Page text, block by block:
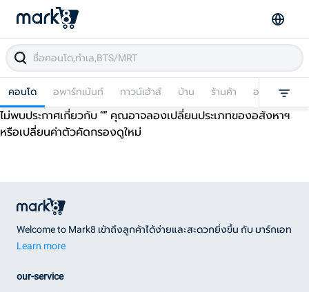
คอนโด อพาร์ทเม้นท์ ทาวน์เฮ้าส์ บ้าน ร้านค้า อาคารพาณิช
ไม่พบประกาศเกี่ยวกับ “” คุณอาจลองเปลี่ยนประเภทของอสังหาฯ
หรือเปลี่ยนค่าตัวคัดกรองดูใหม่
Welcome to Mark8 เข้าถึงลูกค้าได้ง่ายและสะดวกยิ่งขึ้น กับ มาร์กเอท
Learn more
our-service